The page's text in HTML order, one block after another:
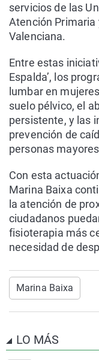
servicios de las
Atención
Valenciana.
Entre estas
Espalda’, los
lumbar en
suelo pélvico, el
persistente, y las
prevención de
personas
Con esta
Marina Baixa
la atención de
ciudadanos
fisioterapia más
necesidad de
Marina Baixa
LO MÁS